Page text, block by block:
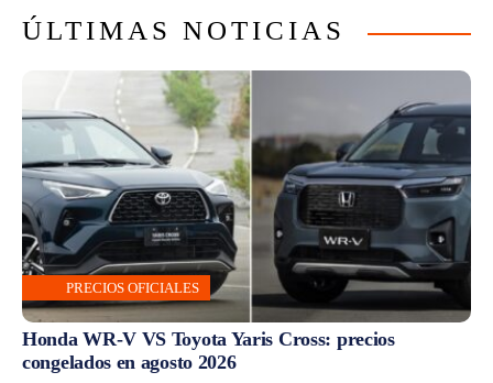
ÚLTIMAS NOTICIAS
PRECIOS OFICIALES
Honda WR-V VS Toyota Yaris Cross: precios
congelados en agosto 2026